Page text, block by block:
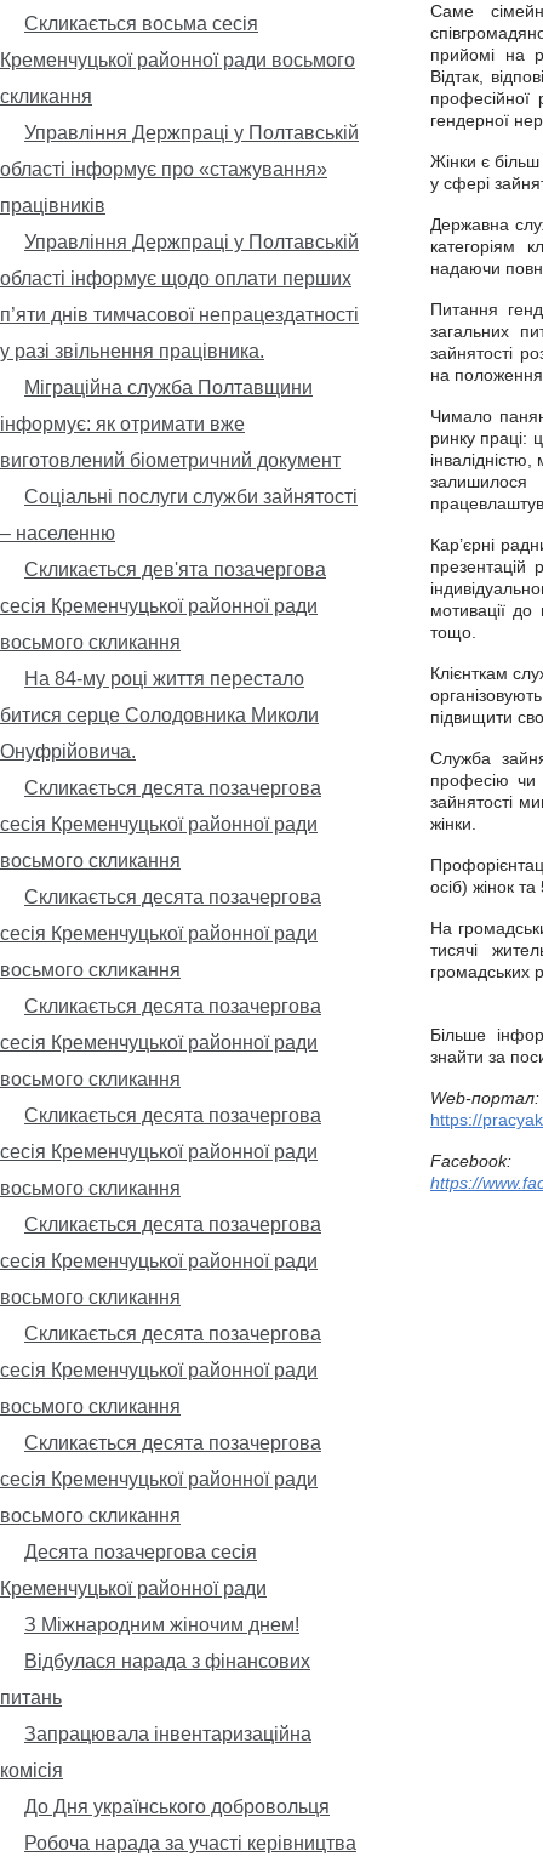
Саме
прийомі на
Відтак,
професійної
гендерної
Жінки є більш
у сфері
Державна
категоріям
надаючи
Питання
загальних
зайнятості
на
Чимало
ринку праці:
залишилося
Кар’єрні
презентацій
мотивації до
тощо.
Клієнткам
підвищити
Служба
професію чи
зайнятості
жінки.
осіб) жінок та
На
тисячі
громадських
Більше
знайти за
Web-портал:
https://
Facebook:
https://
Скликається восьма сесія
Кременчуцької районної ради восьмого
скликання
Управління Держпраці у Полтавській
області інформує про «стажування»
працівників
Управління Держпраці у Полтавській
області інформує щодо оплати перших
п’яти днів тимчасової непрацездатності
у разі звільнення працівника.
Міграційна служба Полтавщини
інформує: як отримати вже
виготовлений біометричний документ
Соціальні послуги служби зайнятості
– населенню
Скликається дев'ята позачергова
сесія Кременчуцької районної ради
восьмого скликання
На 84-му році життя перестало
битися серце Солодовника Миколи
Онуфрійовича.
Скликається десята позачергова
сесія Кременчуцької районної ради
восьмого скликання
Скликається десята позачергова
сесія Кременчуцької районної ради
восьмого скликання
Скликається десята позачергова
сесія Кременчуцької районної ради
восьмого скликання
Скликається десята позачергова
сесія Кременчуцької районної ради
восьмого скликання
Скликається десята позачергова
сесія Кременчуцької районної ради
восьмого скликання
Скликається десята позачергова
сесія Кременчуцької районної ради
восьмого скликання
Скликається десята позачергова
сесія Кременчуцької районної ради
восьмого скликання
Десята позачергова сесія
Кременчуцької районної ради
З Міжнародним жіночим днем!
Відбулася нарада з фінансових
питань
Запрацювала інвентаризаційна
комісія
До Дня українського добровольця
Робоча нарада за участі керівництва